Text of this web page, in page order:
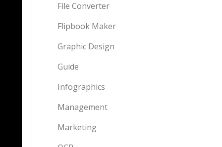
File Converter
Flipbook Maker
Graphic Design
Guide
Infographics
Management
Marketing